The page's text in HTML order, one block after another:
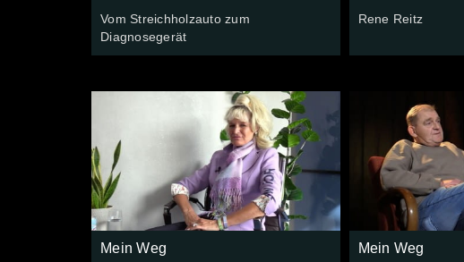
Vom Streichholzauto zum
Diagnosegerät
Rene Reitz
Mein Weg Mein Weg